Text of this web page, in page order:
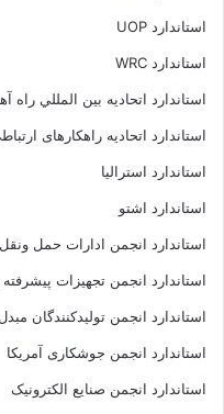
استاندارد UOP
استاندارد WRC
استاندارد اتحاديه بين المللي راه
استاندارد اتحادیه راهکارهای
استاندارد استرالیا
استاندارد اشتو
استاندارد انجمن ادارات حمل ونقل
استاندارد انجمن تجهیزات
استاندارد انجمن توليدکنندگان
استاندارد انجمن جوشکاری آمریکا
استاندارد انجمن صنايع الکترونيک